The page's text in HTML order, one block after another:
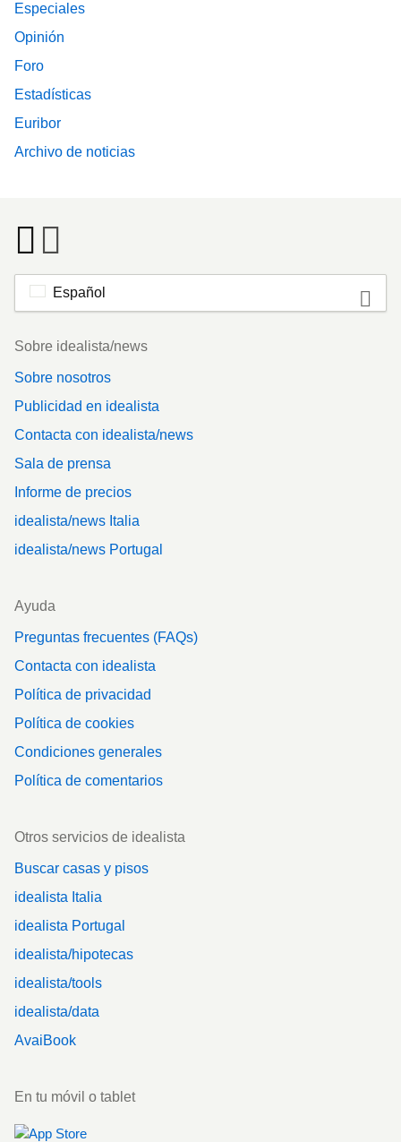
Especiales
Opinión
Foro
Estadísticas
Euribor
Archivo de noticias
Español
Footer
Sobre idealista/news
Sobre nosotros
Publicidad en idealista
Contacta con idealista/news
Sala de prensa
Informe de precios
idealista/news Italia
idealista/news Portugal
Ayuda
Preguntas frecuentes (FAQs)
Contacta con idealista
Política de privacidad
Política de cookies
Condiciones generales
Política de comentarios
Otros servicios de idealista
Buscar casas y pisos
idealista Italia
idealista Portugal
idealista/hipotecas
idealista/tools
idealista/data
AvaiBook
En tu móvil o tablet